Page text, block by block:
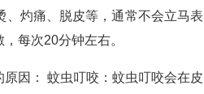
灼痛、脱皮等，通常不会立马表
每次20分钟左右。
因： 蚊虫叮咬：蚊虫叮咬会在皮